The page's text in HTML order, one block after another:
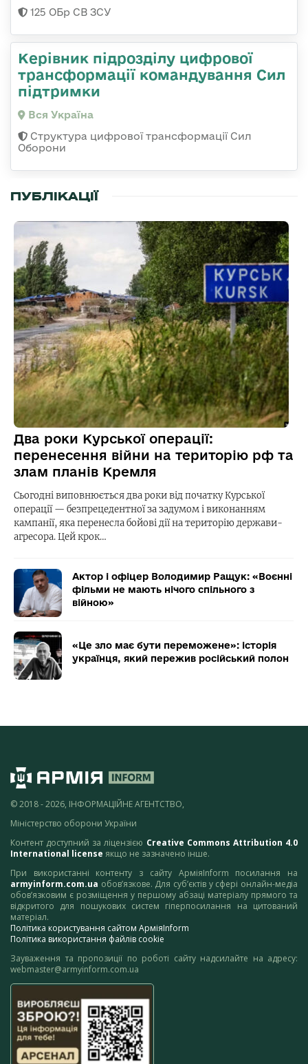
125 ОБр СВ ЗСУ
Керівник підрозділу цифрової
трансформації командування Сил
підтримки
Вся Україна
Структура цифрової трансформації Сил
Оборони
ПУБЛІКАЦІЇ
Два роки Курської операції:
перенесення війни на територію рф та
злам планів Кремля
Сьогодні виповнюється два роки від початку Курської
операції — безпрецедентної за задумом і виконанням
кампанії, яка перенесла бойові дії на територію держави-
агресора. Цей крок…
Актор і офіцер Володимир Ращук: «Воєнні
фільми не мають нічого спільного з
війною»
«Це зло має бути переможене»: історія
українця, який пережив російський полон
© 2018 - 2026, ІНФОРМАЦІЙНЕ АГЕНТСТВО,
Міністерство оборони України
Контент доступний за ліцензією Creative Commons Attribution 4.0
International license якщо не зазначено інше.
При використанні контенту з сайту АрміяInform посилання на
armyinform.com.ua обов’язкове. Для суб’єктів у сфері онлайн-медіа
обов’язковим є розміщення у першому абзаці матеріалу прямого та
відкритого для пошукових систем гіперпосилання на цитований
матеріал.
Політика користування сайтом АрміяInform
Політика використання файлів cookie
Зауваження та пропозиції по роботі сайту надсилайте на адресу:
webmaster@armyinform.com.ua